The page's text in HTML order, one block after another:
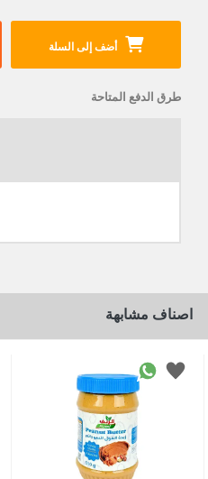
أضف إلى السلة
طرق الدفع المتاحة
اصناف مشابهة